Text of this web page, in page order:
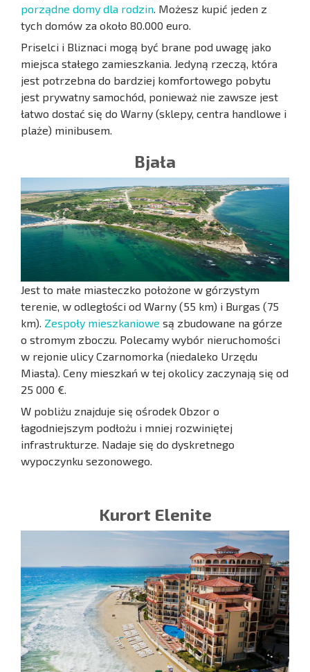
porządne domy dla rodzin. Możesz kupić jeden z
tych domów za około 80.000 euro.
Priselci i Bliznaci mogą być brane pod uwagę jako
miejsca stałego zamieszkania. Jedyną rzeczą, która
jest potrzebna do bardziej komfortowego pobytu
jest prywatny samochód, ponieważ nie zawsze jest
łatwo dostać się do Warny (sklepy, centra handlowe i
plaże) minibusem.
Bjała
Jest to małe miasteczko położone w górzystym
terenie, w odległości od Warny (55 km) i Burgas (75
km). Zespoły mieszkaniowe są zbudowane na górze
o stromym zboczu. Polecamy wybór nieruchomości
w rejonie ulicy Czarnomorka (niedaleko Urzędu
Miasta). Ceny mieszkań w tej okolicy zaczynają się od
25 000 €.
W pobliżu znajduje się ośrodek Obzor o
łagodniejszym podłożu i mniej rozwiniętej
infrastrukturze. Nadaje się do dyskretnego
wypoczynku sezonowego.
Kurort Elenite